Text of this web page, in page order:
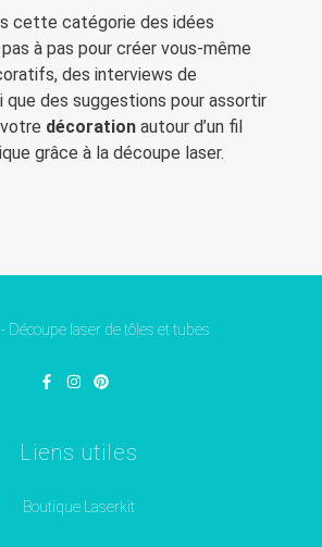
cette catégorie des idées
à pas pour créer vous-même
des interviews de
que des suggestions pour assortir
décoration autour d’un fil
grâce à la découpe laser.
- Découpe laser de tôles et tubes
Liens utiles
Boutique Laserkit